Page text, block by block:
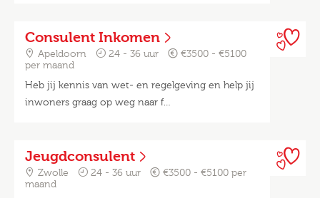
Consulent Inkomen
Apeldoorn 24 - 36 uur
€3500 - €5100
per maand
Heb jij kennis van wet- en regelgeving en help jij
inwoners graag op weg naar f…
Jeugdconsulent
Zwolle 24 - 36 uur
€3500 - €5100 per
maand